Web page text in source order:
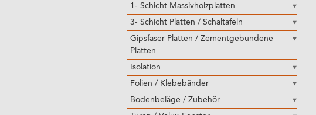
1- Schicht Massivholzplatten
3- Schicht Platten / Schaltafeln
Gipsfaser Platten / Zementgebundene
Platten
Isolation
Folien / Klebebänder
Bodenbeläge / Zubehör